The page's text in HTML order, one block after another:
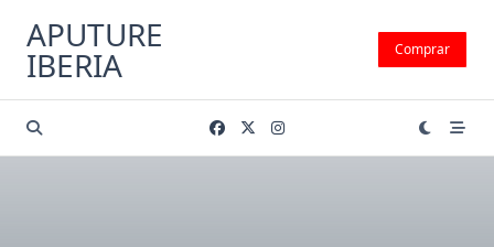
contenido
APUTURE
IBERIA Comprar